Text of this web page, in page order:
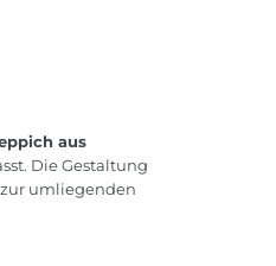
aus
Die Gestaltung
umliegenden